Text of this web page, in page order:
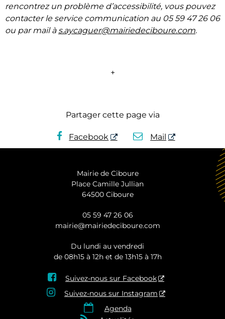
rencontrez un problème d’accessibilité, vous pouvez
contacter le service communication au 05 59 47 26 06
ou par mail à s.aycaguer@mairiedeciboure.com.
+
Partager cette page via
Facebook Mail
Mairie de Ciboure
Place Camille Jullian
64500 Ciboure
05 59 47 26 06
mairie@mairiedeciboure.com
Du lundi au vendredi
de 08h15 à 12h et de 13h15 à 17h
 Suivez-nous sur Facebook
 Suivez-nous sur Instagram
 Agenda